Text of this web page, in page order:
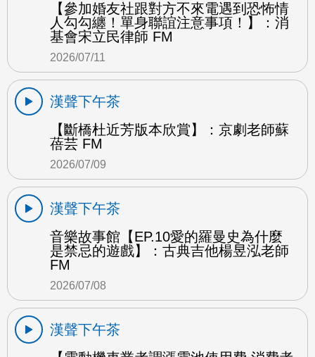
【參加婚友社跟對方不來電遇到恐怖情
人勾勾纏！單身聯誼注意事項！】：消
基會宋立民律師 FM
2026/07/11
漢聲下午茶
【斷橋杜近芳版本欣賞】：京劇老師蘇
蓓芸 FM
2026/07/09
漢聲下午茶
音樂故事館【EP.10愛的羅曼史為什麼
是禁忌的遊戲】：古典吉他楊昱泓老師
FM
2026/07/08
漢聲下午茶